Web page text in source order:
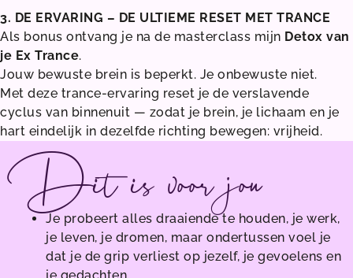
3. DE ERVARING – DE ULTIEME RESET MET TRANCE
Als bonus ontvang je na de masterclass mijn Detox van
je Ex Trance.
Jouw bewuste brein is beperkt. Je onbewuste niet.
Met deze trance-ervaring reset je de verslavende
cyclus van binnenuit — zodat je brein, je lichaam en je
hart eindelijk in dezelfde richting bewegen: vrijheid.
Dit is voor jou
Je probeert alles draaiende te houden, je werk,
je leven, je dromen, maar ondertussen voel je
dat je de grip verliest op jezelf, je gevoelens en